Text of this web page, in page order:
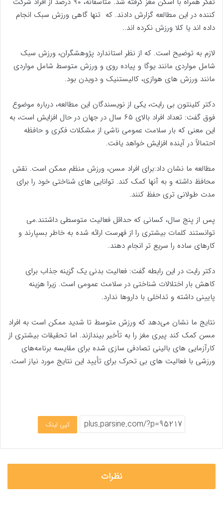
کننده در این مطالعه گزارش دادند. که تنها گاهی ورزش سبک انجام
داده اند یا کلا ورزش نکرده اند..
لازم به توضیح است. که از نظر استاندارد پژوهشگران، ورزش سبک
شامل مواردی مانند یوگا و پیاده روی و ورزش متوسط شامل مواردی
مانند ورزش های هوازی، کالیستنیک و دویدن بود.
دکتر کلینتون بی رایت، یکی از نویسندگان این مطالعه، درباره موضوع
فوق گفت: تعداد افراد بالای ۶۵ سال در جهان در حال افزایش است، به
این معنی که بار سلامت عمومی ناشی از مشکلات فکری و حافظه
احتمالاً در آینده افزایش خواهد یافت.
مطالعه ما نشان داد:برای افراد مسن، ورزش منظم ممکن است. نقش
محافظ داشته و به آنها کمک کند. توانایی های شناختی خود را برای
مدت طولانی تری حفظ کنند.
پس از پنج سال، کسانی که حداقل فعالیت متوسطی داشتند.می‌
توانستند کلمات بیشتری را از فهرست ارائه شده به خاطر بسپارند و
کارهای ساده را سریع ‌تر انجام دهند.
دکتر رایت در این رابطه گفت: فعالیت بدنی یک گزینه جذاب برای
کاهش بار اختلالات شناختی در سلامت عمومی است. زیرا هزینه
پایینی داشته و تداخلی با داروها ندارد.
نتایج ما نشان می‌دهد که ورزش متوسط تا شدید ممکن است به افراد
مسن کمک کند پیری مغز را به تأخیر بیندازند. اما تحقیقات بیشتری از
کارآزمایی ‌های بالینی تصادفی ‌سازی شده برای مقایسه برنامه‌های
ورزشی با فعالیت ‌های بی ‌تحرک برای تأیید این نتایج مورد نیاز است.
کپی لینک
نظرات